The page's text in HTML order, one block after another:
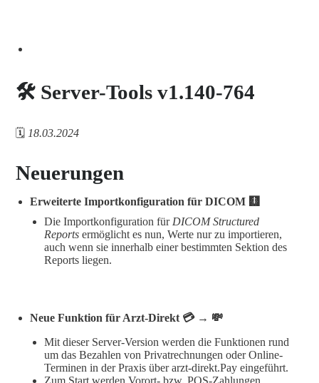
🛠️ Server-Tools v1.140-764
🗓️ 18.03.2024
Neuerungen
Erweiterte Importkonfiguration für DICOM 🩻
Die Importkonfiguration für DICOM Structured
Reports ermöglicht es nun, Werte nur zu importieren,
auch wenn sie innerhalb einer bestimmten Sektion des
Reports liegen.
Neue Funktion für Arzt-Direkt 💳 → 💸
Mit dieser Server-Version werden die Funktionen rund
um das Bezahlen von Privatrechnungen oder Online-
Terminen in der Praxis über arzt-direkt.Pay eingeführt.
Zum Start werden Vorort- bzw. POS-Zahlungen